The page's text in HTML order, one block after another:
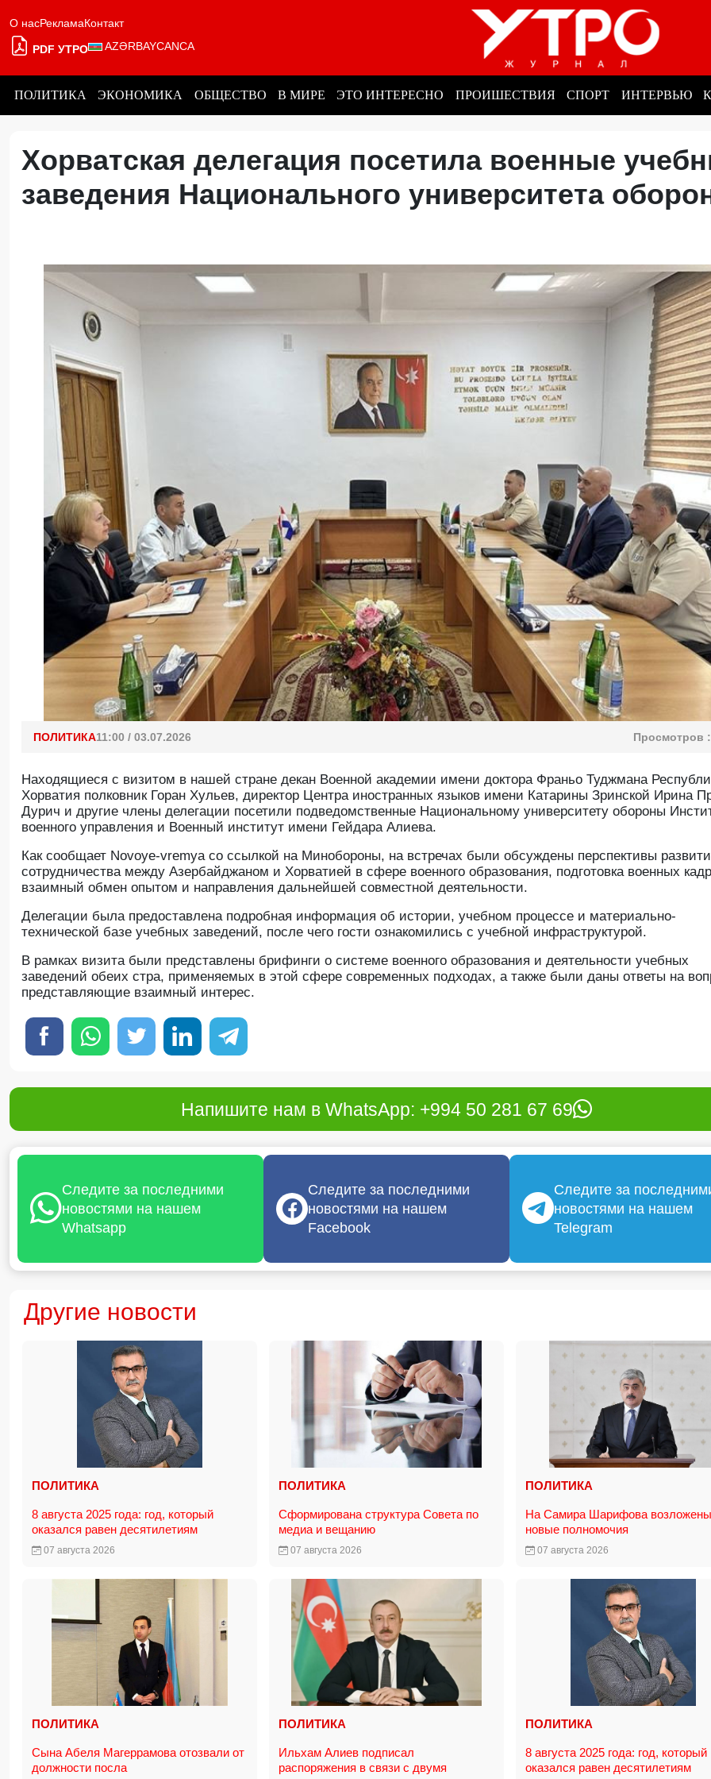
О насРекламаКонтакт
PDF УТРО AZƏRBAYCANCA
ПОЛИТИКА ЭКОНОМИКА ОБЩЕСТВО В МИРЕ ЭТО ИНТЕРЕСНО ПРОИШЕСТВИЯ СПОРТ ИНТЕРВЬЮ
Хорватская делегация посетила военные
заведения Национального университета
ПОЛИТИКА11:00 / 03.07.2026 Просмотров :
Находящиеся с визитом в нашей стране декан Военной академии имени доктора Франьо Туджмана
Хорватия полковник Горан Хульев, директор Центра иностранных языков имени Катарины Зринской Ирина
Дурич и другие члены делегации посетили подведомственные Национальному университету обороны
военного управления и Военный институт имени Гейдара Алиева.
Как сообщает Novoye-vremya со ссылкой на Минобороны, на встречах были обсуждены перспективы
сотрудничества между Азербайджаном и Хорватией в сфере военного образования, подготовка военных
взаимный обмен опытом и направления дальнейшей совместной деятельности.
Делегации была предоставлена подробная информация об истории, учебном процессе и материально-
технической базе учебных заведений, после чего гости ознакомились с учебной инфраструктурой.
В рамках визита были представлены брифинги о системе военного образования и деятельности учебных
заведений обеих стра, применяемых в этой сфере современных подходах, а также были даны ответы на
представляющие взаимный интерес.
Напишите нам в WhatsApp: +994 50 281 67 69
Следите за последними
новостями на нашем
Whatsapp
Следите за последними
новостями на нашем
Facebook
Следите за
новостями на нашем
Telegram
Другие новости
ПОЛИТИКА
8 августа 2025 года: год, который
оказался равен десятилетиям
07 августа 2026
ПОЛИТИКА
Сформирована структура Совета по
медиа и вещанию
07 августа 2026
ПОЛИТИКА
На Самира Шарифова возложены
новые полномочия
07 августа 2026
ПОЛИТИКА
Сына Абеля Магеррамова отозвали от
должности посла
ПОЛИТИКА
Ильхам Алиев подписал
распоряжения в связи с двумя
ПОЛИТИКА
8 августа 2025 года: год, который
оказался равен десятилетиям